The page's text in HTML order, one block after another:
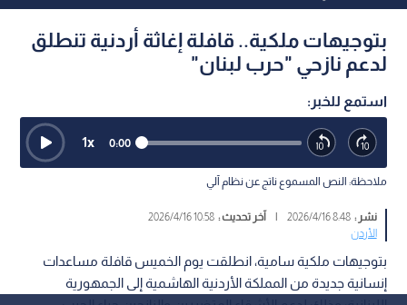
بتوجيهات ملكية.. قافلة إغاثة أردنية تنطلق
لدعم نازحي "حرب لبنان"
استمع للخبر:
0:00
1x
ملاحظة: النص المسموع ناتج عن نظام آلي
نشر :8:48 2026/4/16 آخر تحديث :10:58 2026/4/16
الأردن
بتوجيهات ملكية سامية، انطلقت يوم الخميس قافلة مساعدات
إنسانية جديدة من المملكة الأردنية الهاشمية إلى الجمهورية